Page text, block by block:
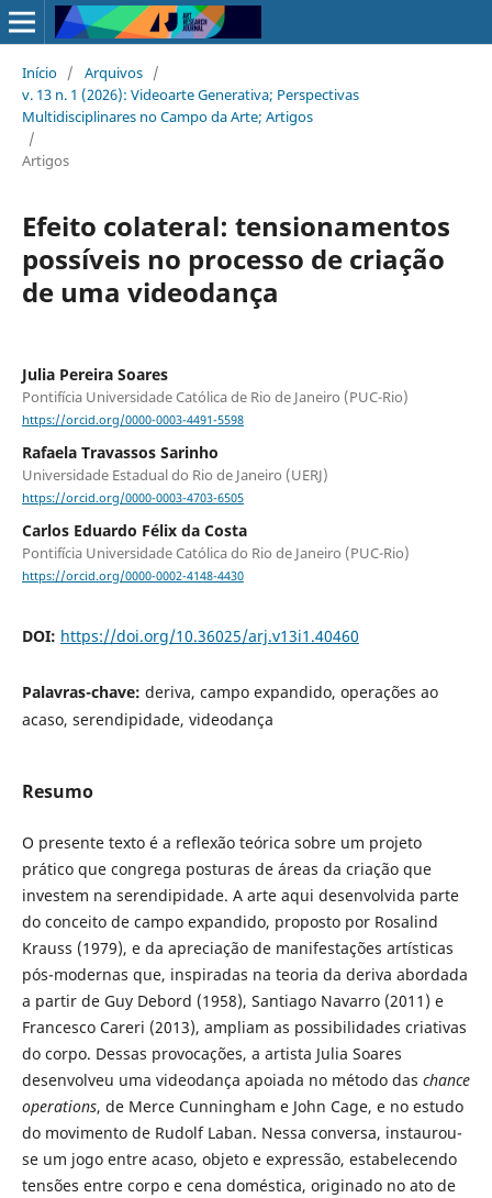
Início / Arquivos /
v. 13 n. 1 (2026): Videoarte Generativa; Perspectivas
Multidisciplinares no Campo da Arte; Artigos
/
Artigos
Efeito colateral: tensionamentos
possíveis no processo de criação
de uma videodança
Julia Pereira Soares
Pontifícia Universidade Católica de Rio de Janeiro (PUC-Rio)
https://orcid.org/0000-0003-4491-5598
Rafaela Travassos Sarinho
Universidade Estadual do Rio de Janeiro (UERJ)
https://orcid.org/0000-0003-4703-6505
Carlos Eduardo Félix da Costa
Pontifícia Universidade Católica do Rio de Janeiro (PUC-Rio)
https://orcid.org/0000-0002-4148-4430
DOI: https://doi.org/10.36025/arj.v13i1.40460
Palavras-chave: deriva, campo expandido, operações ao
acaso, serendipidade, videodança
Resumo
O presente texto é a reflexão teórica sobre um projeto
prático que congrega posturas de áreas da criação que
investem na serendipidade. A arte aqui desenvolvida parte
do conceito de campo expandido, proposto por Rosalind
Krauss (1979), e da apreciação de manifestações artísticas
pós-modernas que, inspiradas na teoria da deriva abordada
a partir de Guy Debord (1958), Santiago Navarro (2011) e
Francesco Careri (2013), ampliam as possibilidades criativas
do corpo. Dessas provocações, a artista Julia Soares
desenvolveu uma videodança apoiada no método das chance
operations, de Merce Cunningham e John Cage, e no estudo
do movimento de Rudolf Laban. Nessa conversa, instaurou-
se um jogo entre acaso, objeto e expressão, estabelecendo
tensões entre corpo e cena doméstica, originado no ato de